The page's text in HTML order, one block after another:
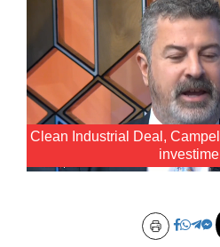
Clean Industrial Deal,
Unmute Loaded: